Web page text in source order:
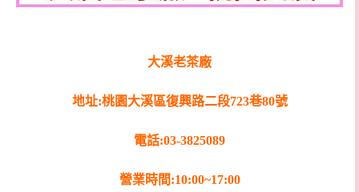
大溪老茶廠
地址:桃園大溪區復興路二段723巷80號
電話:03-3825089
營業時間:10:00~17:00